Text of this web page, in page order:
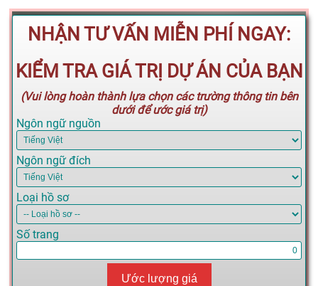
NHẬN TƯ VẤN MIỄN PHÍ NGAY:
KIỂM TRA GIÁ TRỊ DỰ ÁN CỦA BẠN
(Vui lòng hoàn thành lựa chọn các trường thông tin bên
dưới để ước giá trị)
Ngôn ngữ nguồn
Ngôn ngữ đích
Loại hồ sơ
Số trang
Ước lượng giá